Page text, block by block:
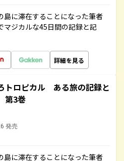
島に滞在することになった筆者
マジカルな45日間の記録と記
詳細を見る
トロピカル ある旅の記録と
第3巻
発売
島に滞在することになった筆者